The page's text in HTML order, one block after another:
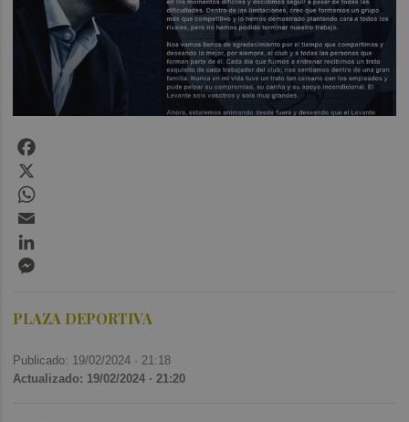
PLAZA DEPORTIVA
Publicado: 19/02/2024 · 21:18
Actualizado: 19/02/2024 · 21:20